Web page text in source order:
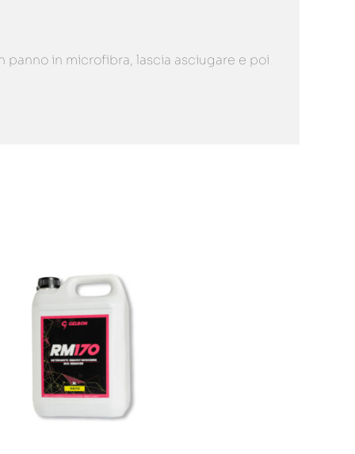
in microfibra, lascia asciugare e poi